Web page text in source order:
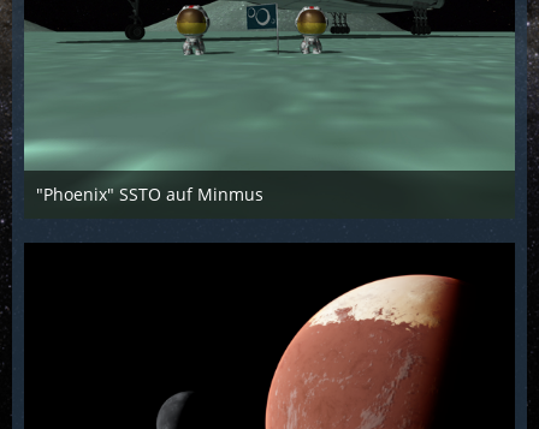
"Phoenix" SSTO auf Minmus
Scarabaeus
19. März 2016
1.473
0 0